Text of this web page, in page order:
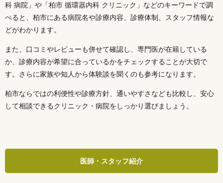
科 病院」や「柏市 循環器内科 クリニック」などのキーワードで調
べると、柏市にある病院名や診療内容、診療体制、スタッフ情報な
どがわかります。
また、口コミやレビューも併せて確認し、専門医が在籍している
か、診療内容が希望に合っているかをチェックすることが大切で
す。さらに家族や知人から体験談を聞くのも参考になります。
柏市ならではの利便性や診療方針、通いやすさなども比較し、安心
して相談できるクリニック・病院をしっかり選びましょう。
医師・スタッフ紹介